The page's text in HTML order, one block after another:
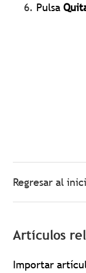
Pulsa
Regresar al
Artículos
Importar